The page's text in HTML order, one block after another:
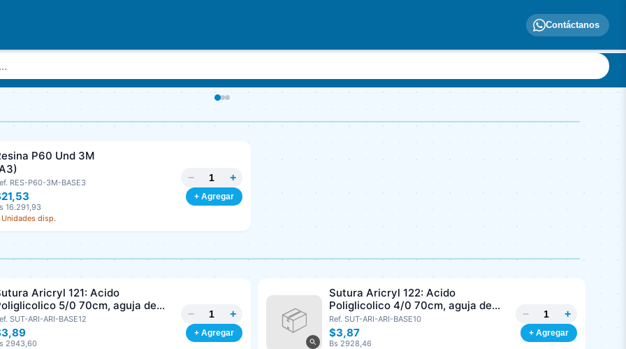
Contáctanos
P60 Und 3M
RES-P60-3M-BASE3
16.291,93
disp.
− +
+ Agregar
Aricryl 121: Acido
5/0 70cm, aguja de
8 Corte Inverso 19mm Und ARIZI
SUT-ARI-ARI-BASE12
2943,60
− +
+ Agregar
Sutura Aricryl 122: Acido
Poliglicolico 4/0 70cm, aguja de
3/8 Corte Inverso 19mm Und ARIZI
Absorbible
Ref. SUT-ARI-ARI-BASE10
$3,87
Bs 2928,46
− +
+ Agregar